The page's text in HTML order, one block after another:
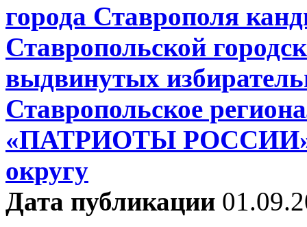
города Ставрополя
Ставропольской
выдвинутых
Ставропольское
«ПАТРИОТЫ РОССИИ»
округу
Дата публикации